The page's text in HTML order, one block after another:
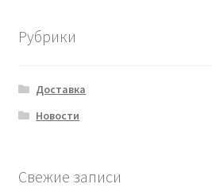
Рубрики
Доставка
Новости
Свежие записи